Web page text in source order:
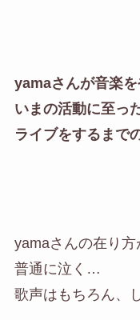
yamaさんが音楽を
いまの活動に至っ
ライブをするまで
yamaさんの在り方
普通に泣く…
歌声はもちろん、